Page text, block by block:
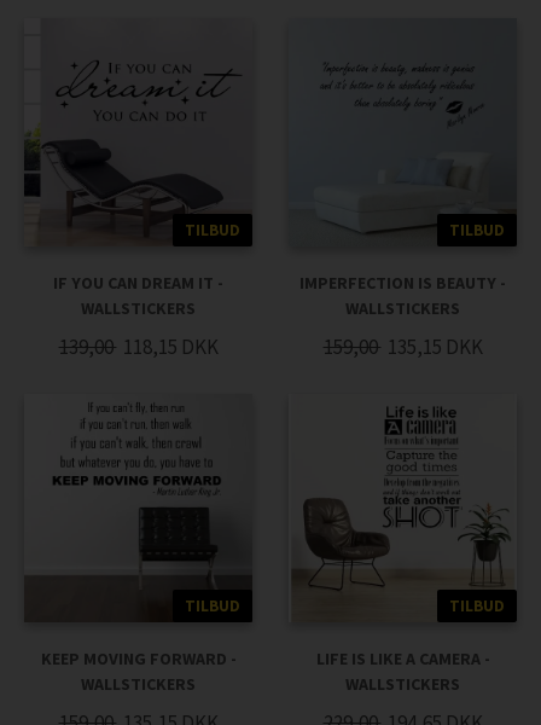
TILBUD
IF YOU CAN DREAM IT -
WALLSTICKERS
139,00 118,15 DKK
TILBUD
IMPERFECTION IS BEAUTY -
WALLSTICKERS
159,00 135,15 DKK
TILBUD
KEEP MOVING FORWARD -
WALLSTICKERS
TILBUD
LIFE IS LIKE A CAMERA -
WALLSTICKERS